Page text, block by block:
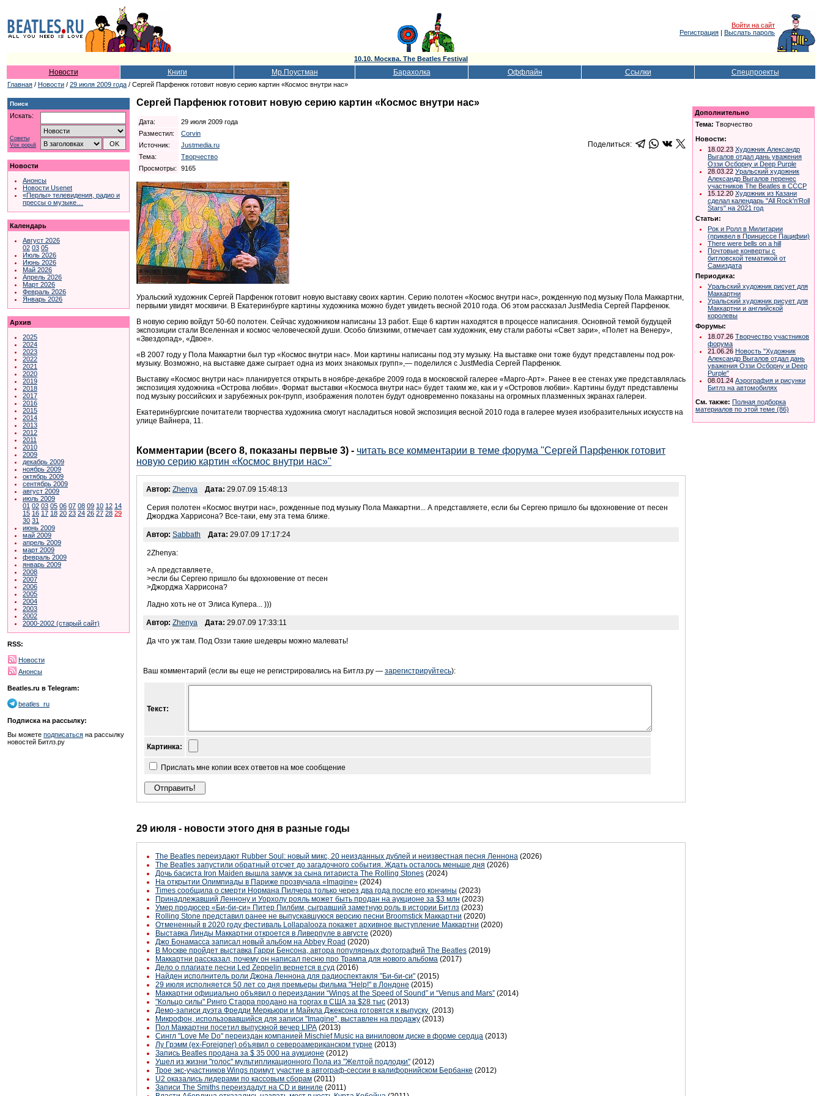
Войти на сайт
Регистрация | Выслать пароль
10.10. Москва. The Beatles Festival
Новости Книги Мр.Поустман Барахолка Оффлайн Ссылки Спецпроекты
Главная / Новости / 29 июля 2009 года / Сергей Парфенюк готовит новую серию картин «Космос внутри нас»
Поиск
Искать:
Советы
Vox populi
Новости
Анонсы
Новости Usenet
«Перлы» телевидения, радио и
прессы о музыке…
Календарь
Август 2026
02 03 05
Июль 2026
Июнь 2026
Май 2026
Апрель 2026
Март 2026
Февраль 2026
Январь 2026
Архив
2025
2024
2023
2022
2021
2020
2019
2018
2017
2016
2015
2014
2013
2012
2011
2010
2009
декабрь 2009
ноябрь 2009
октябрь 2009
сентябрь 2009
август 2009
июль 2009
01 02 03 05 06 07 08 09 10 12 14
15 16 17 18 20 23 24 26 27 28 29
30 31
июнь 2009
май 2009
апрель 2009
март 2009
февраль 2009
январь 2009
2008
2007
2006
2005
2004
2003
2002
2000-2002 (старый сайт)
RSS:
Новости
Анонсы
Beatles.ru в Telegram:
beatles_ru
Подписка на рассылку:
Вы можете подписаться на рассылку
новостей Битлз.ру
Сергей Парфенюк готовит новую серию картин «Космос внутри нас»
Дата:
29 июля 2009 года
Разместил:
Corvin
Источник:
Justmedia.ru
Тема:
Творчество
Просмотры:
9165
Поделиться:
Уральский художник Сергей Парфенюк готовит новую выставку своих картин. Серию полотен «Космос внутри нас», рожденную под музыку Пола Маккартни,
первыми увидят москвичи. В Екатеринбурге картины художника можно будет увидеть весной 2010 года. Об этом рассказал JustMedia Сергей Парфенюк.
В новую серию войдут 50-60 полотен. Сейчас художником написаны 13 работ. Еще 6 картин находятся в процессе написания. Основной темой будущей
экспозиции стали Вселенная и космос человеческой души. Особо близкими, отмечает сам художник, ему стали работы «Свет зари», «Полет на Венеру»,
«Звездопад», «Двое».
«В 2007 году у Пола Маккартни был тур «Космос внутри нас». Мои картины написаны под эту музыку. На выставке они тоже будут представлены под рок-
музыку. Возможно, на выставке даже сыграет одна из моих знакомых групп»,— поделился с JustMedia Сергей Парфенюк.
Выставку «Космос внутри нас» планируется открыть в ноябре-декабре 2009 года в московской галерее «Марго-Арт». Ранее в ее стенах уже представлялась
экспозиция художника «Острова любви». Формат выставки «Космоса внутри нас» будет таким же, как и у «Островов любви». Картины будут представлены
под музыку российских и зарубежных рок-групп, изображения полотен будут одновременно показаны на огромных плазменных экранах галереи.
Екатеринбургские почитатели творчества художника смогут насладиться новой экспозиция весной 2010 года в галерее музея изобразительных искусств на
улице Вайнера, 11.
Комментарии (всего 8, показаны первые 3) - читать все комментарии в теме форума "Сергей Парфенюк готовит
новую серию картин «Космос внутри нас»"
Автор: Zhenya Дата: 29.07.09 15:48:13
Серия полотен «Космос внутри нас», рожденные под музыку Пола Маккартни... А представляете, если бы Сергею пришло бы вдохновение от песен
Джорджа Харрисона? Все-таки, ему эта тема ближе.
Автор: Sabbath Дата: 29.07.09 17:17:24
2Zhenya:
>А представляете,
>если бы Сергею пришло бы вдохновение от песен
>Джорджа Харрисона?
Ладно хоть не от Элиса Купера... )))
Автор: Zhenya Дата: 29.07.09 17:33:11
Да что уж там. Под Оззи такие шедевры можно малевать!
Ваш комментарий (если вы еще не регистрировались на Битлз.ру — зарегистрируйтесь):
Текст:
Картинка:
Прислать мне копии всех ответов на мое сообщение
29 июля - новости этого дня в разные годы
The Beatles переиздают Rubber Soul: новый микс, 20 неизданных дублей и неизвестная песня Леннона (2026)
The Beatles запустили обратный отсчет до загадочного события. Ждать осталось меньше дня (2026)
Дочь басиста Iron Maiden вышла замуж за сына гитариста The Rolling Stones (2024)
На открытии Олимпиады в Париже прозвучала «Imagine» (2024)
Times сообщила о смерти Нормана Пилчера только через два года после его кончины (2023)
Принадлежавший Леннону и Уорхолу рояль может быть продан на аукционе за $3 млн (2023)
Умер продюсер «Би-би-си» Питер Пилбим, сыгравший заметную роль в истории Битлз (2023)
Rolling Stone представил ранее не выпускавшуюся версию песни Broomstick Маккартни (2020)
Отмененный в 2020 году фестиваль Lollapalooza покажет архивное выступление Маккартни (2020)
Выставка Линды Маккартни откроется в Ливерпуле в августе (2020)
Джо Бонамасса записал новый альбом на Abbey Road (2020)
В Москве пройдет выставка Гарри Бенсона, автора популярных фотографий The Beatles (2019)
Маккартни рассказал, почему он написал песню про Трампа для нового альбома (2017)
Дело о плагиате песни Led Zeppelin вернется в суд (2016)
Найден исполнитель роли Джона Леннона для радиоспектакля "Би-би-си" (2015)
29 июля исполняется 50 лет со дня премьеры фильма "Help!" в Лондоне (2015)
Маккартни официально объявил о переиздании “Wings at the Speed of Sound” и “Venus and Mars” (2014)
"Кольцо силы" Ринго Старра продано на торгах в США за $28 тыс (2013)
Демо-записи дуэта Фредди Меркьюри и Майкла Джексона готовятся к выпуску (2013)
Микрофон, использовавшийся для записи "Imagine", выставлен на продажу (2013)
Пол Маккартни посетил выпускной вечер LIPA (2013)
Сингл "Love Me Do" переиздан компанией Mischief Music на виниловом диске в форме сердца (2013)
Лу Грэмм (ex-Foreigner) объявил о североамериканском турне (2013)
Запись Beatles продана за $ 35 000 на аукционе (2012)
Ушел из жизни "голос" мультипликационного Пола из "Желтой подлодки" (2012)
Трое экс-участников Wings примут участие в автограф-сессии в калифорнийском Бербанке (2012)
U2 оказались лидерами по кассовым сборам (2011)
Записи The Smiths переиздадут на CD и виниле (2011)
Дополнительно
Тема: Творчество
Новости:
18.02.23 Художник Александр
Выгалов отдал дань уважения
Оззи Осборну и Deep Purple
28.03.22 Уральский художник
Александр Выгалов перенес
участников The Beatles в СССР
15.12.20 Художник из Казани
сделал календарь "All Rock'n'Roll
Stars" на 2021 год
Статьи:
Рок и Ролл в Милитарии
(приквел в Принцессе Пацифии)
There were bells on a hill
Почтовые конверты с
битловской тематикой от
Самиздата
Периодика:
Уральский художник рисует для
Маккартни
Уральский художник рисует для
Маккартни и английской
королевы
Форумы:
18.07.26 Творчество участников
форума
21.06.26 Новость "Художник
Александр Выгалов отдал дань
уважения Оззи Осборну и Deep
Purple"
08.01.24 Аэрография и рисунки
Битлз на автомобилях
См. также: Полная подборка
материалов по этой теме (86)